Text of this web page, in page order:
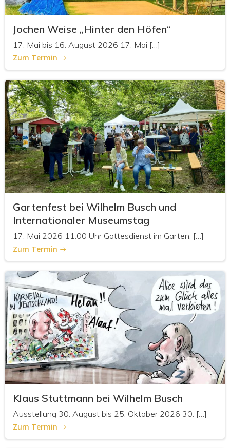
Jochen Weise „Hinter den Höfen“
17. Mai bis 16. August 2026 17. Mai […]
Zum Termin
Gartenfest bei Wilhelm Busch und
Internationaler Museumstag
17. Mai 2026 11.00 Uhr Gottesdienst im Garten, […]
Zum Termin
Klaus Stuttmann bei Wilhelm Busch
Ausstellung 30. August bis 25. Oktober 2026 30. […]
Zum Termin